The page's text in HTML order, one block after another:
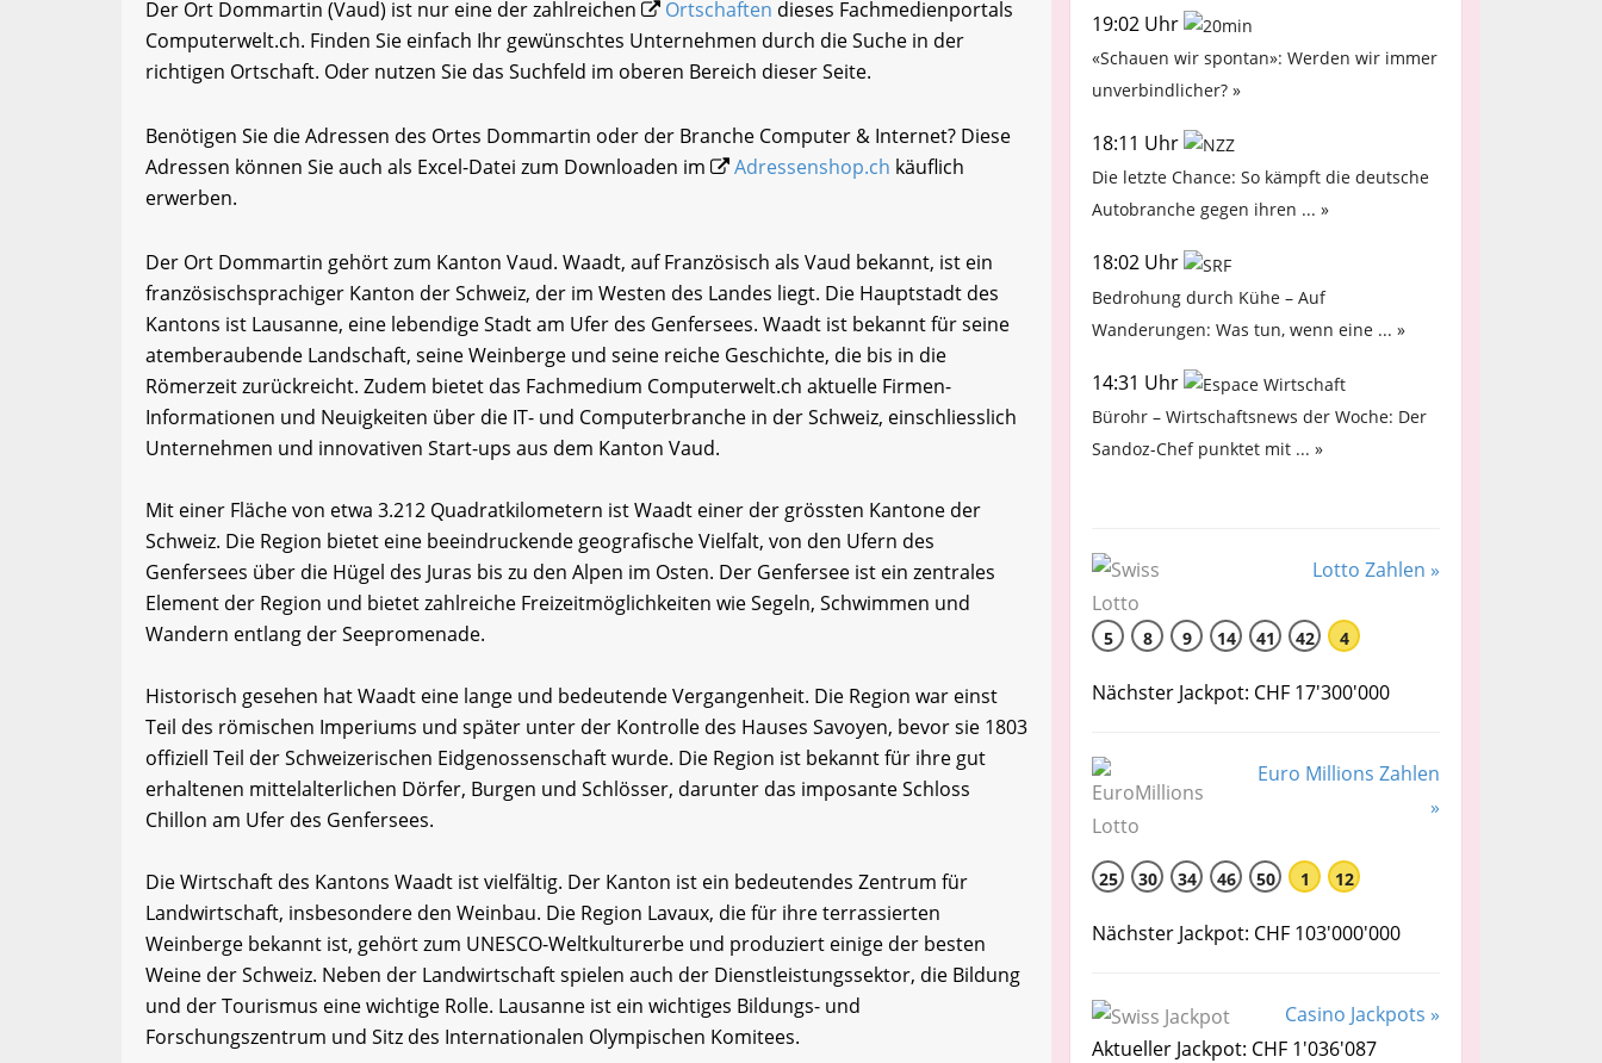
Der Ort Dommartin (Vaud) ist nur eine der zahlreichen Ortschaften dieses Fachmedienportals
Computerwelt.ch. Finden Sie einfach Ihr gewünschtes Unternehmen durch die Suche in der
richtigen Ortschaft. Oder nutzen Sie das Suchfeld im oberen Bereich dieser Seite.
Benötigen Sie die Adressen des Ortes Dommartin oder der Branche Computer & Internet? Diese
Adressen können Sie auch als Excel-Datei zum Downloaden im
Adressenshop.ch käuflich
erwerben.
Der Ort Dommartin gehört zum Kanton Vaud. Waadt, auf Französisch als Vaud bekannt, ist ein
französischsprachiger Kanton der Schweiz, der im Westen des Landes liegt. Die Hauptstadt des
Kantons ist Lausanne, eine lebendige Stadt am Ufer des Genfersees. Waadt ist bekannt für seine
atemberaubende Landschaft, seine Weinberge und seine reiche Geschichte, die bis in die
Römerzeit zurückreicht. Zudem bietet das Fachmedium Computerwelt.ch aktuelle Firmen-
Informationen und Neuigkeiten über die IT- und Computerbranche in der Schweiz, einschliesslich
Unternehmen und innovativen Start-ups aus dem Kanton Vaud.
Mit einer Fläche von etwa 3.212 Quadratkilometern ist Waadt einer der grössten Kantone der
Schweiz. Die Region bietet eine beeindruckende geografische Vielfalt, von den Ufern des
Genfersees über die Hügel des Juras bis zu den Alpen im Osten. Der Genfersee ist ein zentrales
Element der Region und bietet zahlreiche Freizeitmöglichkeiten wie Segeln, Schwimmen und
Wandern entlang der Seepromenade.
Historisch gesehen hat Waadt eine lange und bedeutende Vergangenheit. Die Region war einst
Teil des römischen Imperiums und später unter der Kontrolle des Hauses Savoyen, bevor sie 1803
offiziell Teil der Schweizerischen Eidgenossenschaft wurde. Die Region ist bekannt für ihre gut
erhaltenen mittelalterlichen Dörfer, Burgen und Schlösser, darunter das imposante Schloss
Chillon am Ufer des Genfersees.
Die Wirtschaft des Kantons Waadt ist vielfältig. Der Kanton ist ein bedeutendes Zentrum für
Landwirtschaft, insbesondere den Weinbau. Die Region Lavaux, die für ihre terrassierten
Weinberge bekannt ist, gehört zum UNESCO-Weltkulturerbe und produziert einige der besten
Weine der Schweiz. Neben der Landwirtschaft spielen auch der Dienstleistungssektor, die Bildung
und der Tourismus eine wichtige Rolle. Lausanne ist ein wichtiges Bildungs- und
Forschungszentrum und Sitz des Internationalen Olympischen Komitees.
19:02 Uhr
«Schauen wir spontan»: Werden wir immer
unverbindlicher? »
18:11 Uhr
Die letzte Chance: So kämpft die deutsche
Autobranche gegen ihren ... »
18:02 Uhr
Bedrohung durch Kühe – Auf
Wanderungen: Was tun, wenn eine ... »
14:31 Uhr
Bürohr – Wirtschaftsnews der Woche: Der
Sandoz-Chef punktet mit ... »
Lotto Zahlen »
5 8 9 14 41 42 4
Nächster Jackpot: CHF 17'300'000
Euro Millions Zahlen
»
25 30 34 46 50 1 12
Nächster Jackpot: CHF 103'000'000
Casino Jackpots »
Aktueller Jackpot: CHF 1'036'087